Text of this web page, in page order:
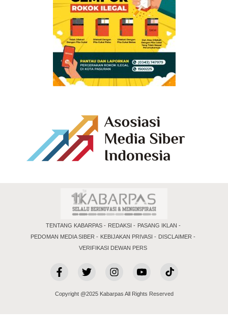
TENTANG KABARPAS REDAKSI
PASANG IKLAN
PEDOMAN MEDIA SIBER
KEBIJAKAN PRIVASI
DISCLAIMER
VERIFIKASI DEWAN PERS
Copyright @2025 Kabarpas All Rights Reserved